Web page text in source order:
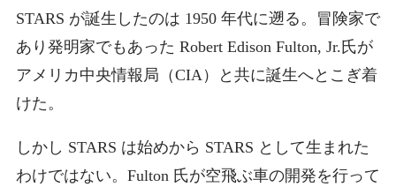
STARS が誕生したのは 1950 年代に遡る。冒険家で
あり発明家でもあった Robert Edison Fulton, Jr.氏が
アメリカ中央情報局（CIA）と共に誕生へとこぎ着
けた。
しかし STARS は始めから STARS として生まれた
わけではない。Fulton 氏が空飛ぶ車の開発を行って